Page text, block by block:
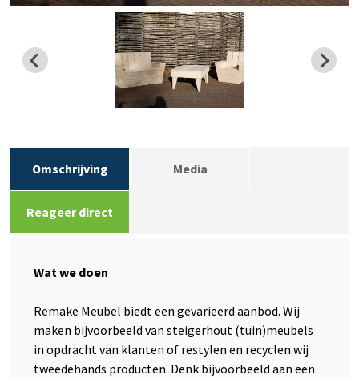
Omschrijving Media
Reageer direct
Wat we doen
Remake Meubel biedt een gevarieerd aanbod. Wij
maken bijvoorbeeld van steigerhout (tuin)meubels
in opdracht van klanten of restylen en recyclen wij
tweedehands producten. Denk bijvoorbeeld aan een